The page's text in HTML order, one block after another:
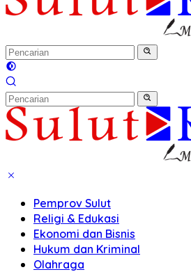
Pemprov Sulut
Religi & Edukasi
Ekonomi dan Bisnis
Hukum dan Kriminal
Olahraga